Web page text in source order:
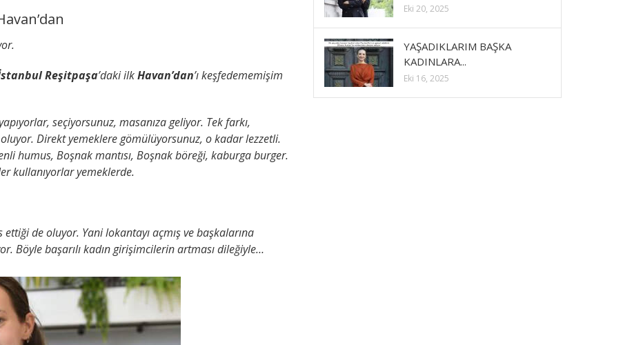
Reşitpaşa’daki ilkHavan’dan’ı keşfedememişim
seçiyorsunuz, masanıza geliyor. Tek farkı,
Direkt yemeklere gömülüyorsunuz, o kadar lezzetli.
humus, Boşnak mantısı, Boşnak böreği, kaburga burger.
kullanıyorlar yemeklerde.
de oluyor. Yani lokantayı açmış ve başkalarına
Böyle başarılı kadın girişimcilerin artması dileğiyle…
Eki 20, 2025
YAŞADIKLARIM BAŞKA
KADINLARA...
Eki 16, 2025